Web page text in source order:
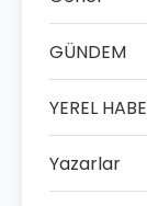
GÜNDEM
YEREL
Yazarlar